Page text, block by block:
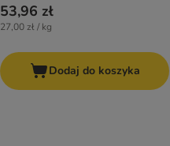
53,96 zł
27,00 zł / kg
Dodaj do koszyka